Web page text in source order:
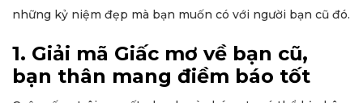
những kỷ niệm đẹp mà bạn muốn có với người bạn cũ đó.
1. Giải mã Giấc mơ về bạn cũ,
bạn thân mang điềm báo tốt